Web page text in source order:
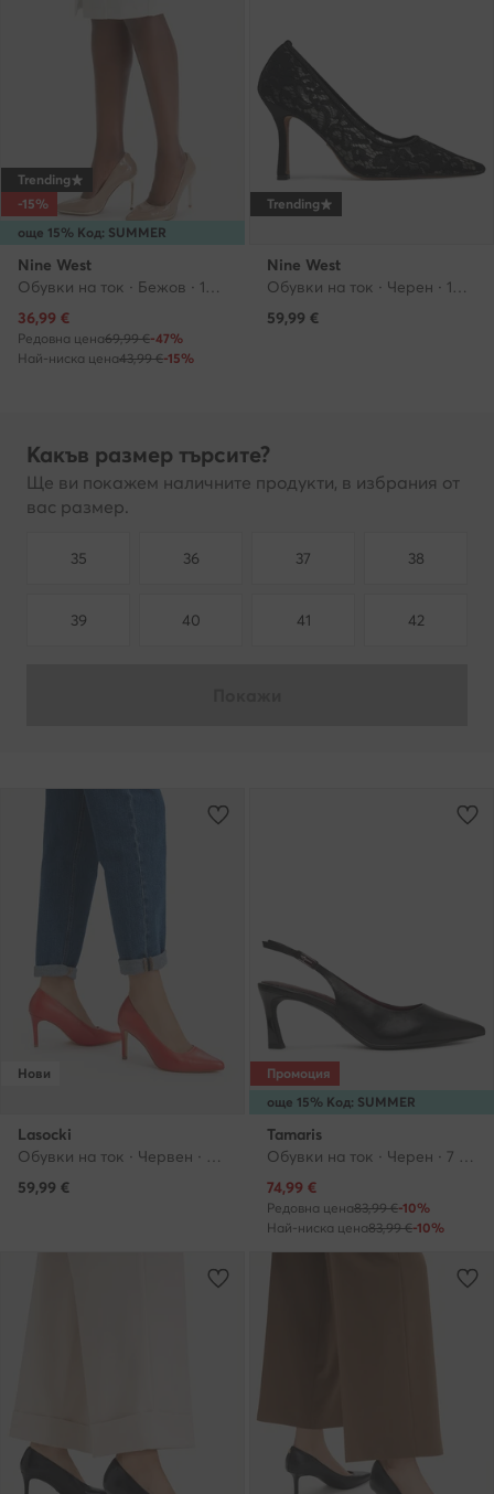
още 15% Код: SUMMER
Trending
-15%
Nine West
Обувки на ток · Бежов · 10.5 cm
Актуална цена
36,99 €
Редовна цена69,99 €-47%
Най-ниска цена43,99 €-15%
Trending
Nine West
Обувки на ток · Черен · 10 cm
59,99 €
Какъв размер търсите?
Ще ви покажем наличните продукти, в избрания от
вас размер.
35 36 37 38
39 40 41 42
Нови
Lasocki
Обувки на ток · Червен · 8.5 cm
59,99 €
още 15% Код: SUMMER
Промоция
Tamaris
Обувки на ток · Черен · 7 cm
Актуална цена
74,99 €
Редовна цена83,99 €-10%
Най-ниска цена83,99 €-10%